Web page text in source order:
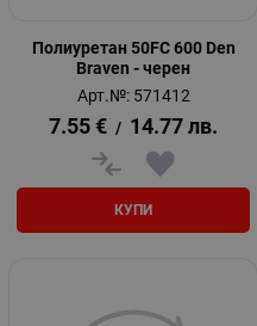
Полиуретан 50FC 600 Den
Braven - черен
Арт.№: 571412
7.55 € / 14.77 лв.
КУПИ